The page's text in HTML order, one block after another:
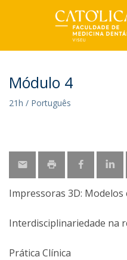
Módulo 4
21h / Português
Impressoras 3D: Modelos
Interdisciplinariedade na
Prática Clínica